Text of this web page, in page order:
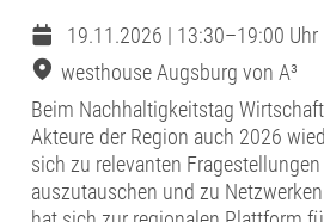
19.11.2026 | 13:30–19:00 Uhr
westhouse Augsburg von A³
Beim Nachhaltigkeitstag
Akteure der Region auch 2026
sich zu relevanten
auszutauschen und zu